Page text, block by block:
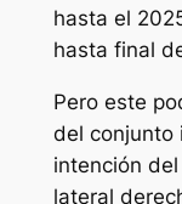
hasta el
hasta final
Pero este
del conjunto
intención
lateral